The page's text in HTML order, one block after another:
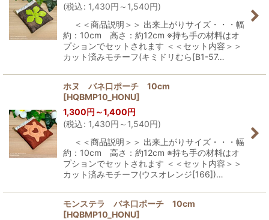
(税込: 1,430円 ～1,540円)
＜＜商品説明＞＞ 出来上がりサイズ・・・幅
約：10cm 高さ：約12cm ※持ち手の材料はオ
プションでセットされます ＜＜セット内容＞＞
カット済みモチーフ(キミドリむら[B1-57…
ホヌ バネ口ポーチ 10cm
[HQBMP10_HONU]
1,300円 ～1,400円
(税込: 1,430円 ～1,540円)
＜＜商品説明＞＞ 出来上がりサイズ・・・幅
約：10cm 高さ：約12cm ※持ち手の材料はオ
プションでセットされます ＜＜セット内容＞＞
カット済みモチーフ(ウスオレンジ[166])…
モンステラ バネ口ポーチ 10cm
[HQBMP10_HONU]